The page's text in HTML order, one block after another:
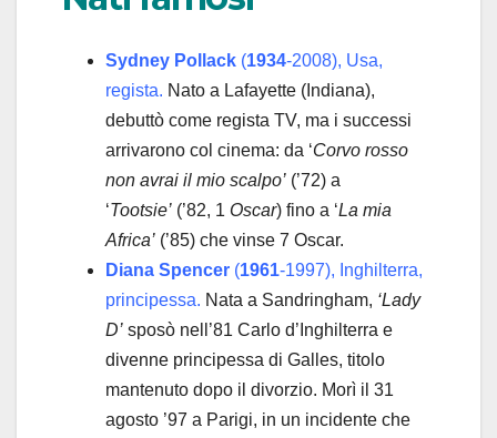
Sydney Pollack (1934-2008), Usa,
regista. Nato a Lafayette (Indiana),
debuttò come regista TV, ma i successi
arrivarono col cinema: da ‘Corvo rosso
non avrai il mio scalpo’ (’72) a
‘Tootsie’ (’82, 1 Oscar) fino a ‘La mia
Africa’ (’85) che vinse 7 Oscar.
Diana Spencer (1961-1997), Inghilterra,
principessa. Nata a Sandringham, ‘Lady
D’ sposò nell’81 Carlo d’Inghilterra e
divenne principessa di Galles, titolo
mantenuto dopo il divorzio. Morì il 31
agosto ’97 a Parigi, in un incidente che